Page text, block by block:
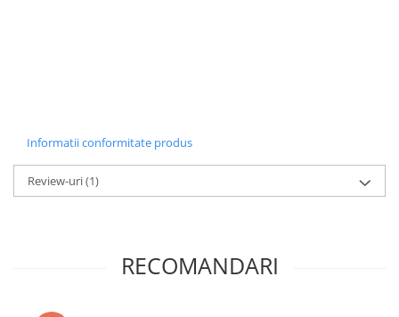
Informatii conformitate produs
Review-uri(1)
RECOMANDARI